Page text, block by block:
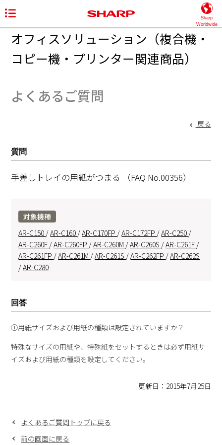
Sharp
Worldwide
オフィスソリューション（複合機・
コピー機・プリンター関連商品）
よくあるご質問
戻る
質問
手差しトレイの用紙がつまる （FAQ No.00356）
対象機種
AR-C150 /AR-C160 /AR-C170FP /AR-C172FP /AR-C250 /
AR-C260F /AR-C260FP /AR-C260M /AR-C260S /AR-C261F /
AR-C261FP /AR-C261M /AR-C261S /AR-C262FP /AR-C262S
/AR-C280
回答
①用紙サイズおよび用紙の種類は設定されていますか？
特殊なサイズの用紙や、特殊紙をセットするときは必ず用紙サ
イズおよび用紙の種類を設定してください。
更新日：2015年7月25日
よくあるご質問トップに戻る
前の画面に戻る